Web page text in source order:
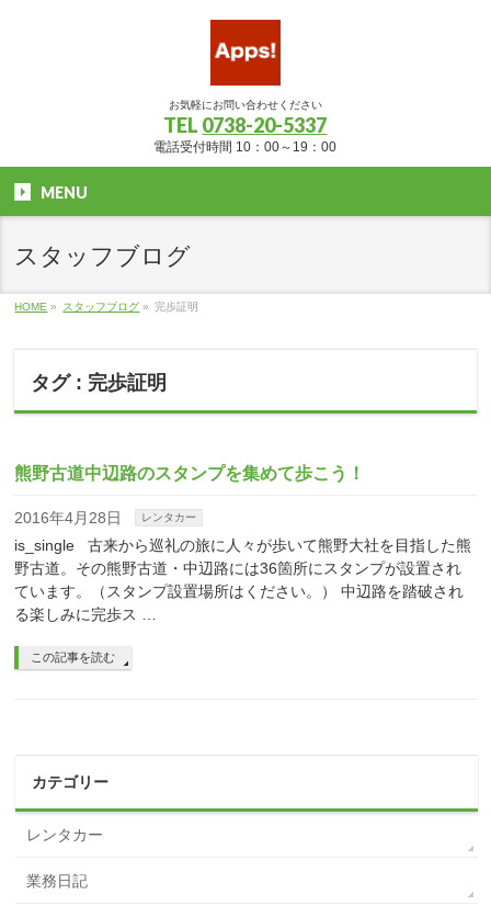
お気軽にお問い合わせください
TEL 0738-20-5337
電話受付時間 10：00～19：00
MENU
スタッフブログ
HOME » スタッフブログ » 完歩証明
タグ : 完歩証明
熊野古道中辺路のスタンプを集めて歩こう！
2016年4月28日 レンタカー
is_single 古来から巡礼の旅に人々が歩いて熊野大社を目指した熊
野古道。その熊野古道・中辺路には36箇所にスタンプが設置され
ています。（スタンプ設置場所はください。） 中辺路を踏破され
る楽しみに完歩ス …
この記事を読む
カテゴリー
レンタカー
業務日記